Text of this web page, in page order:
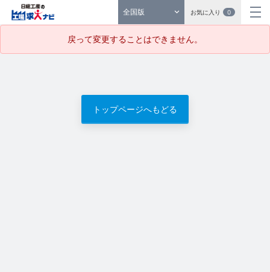
全国版 お気に入り 0
戻って変更することはできません。
トップページへもどる